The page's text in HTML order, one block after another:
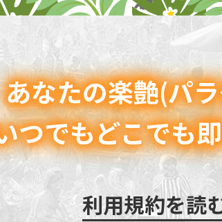
あなたの楽艶(パ
つでもどこでも
利用規約を読